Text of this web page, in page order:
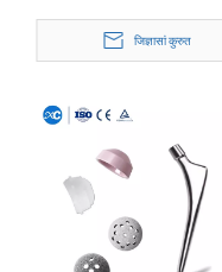
जिज्ञासां कुरुत